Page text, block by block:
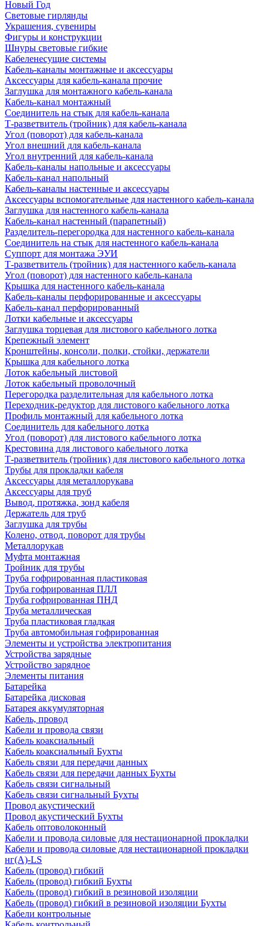
Новый Год
Световые гирлянды
Украшения, сувениры
Фигуры и конструкции
Шнуры световые гибкие
Кабеленесущие системы
Кабель-каналы монтажные и аксессуары
Аксессуары для кабель-канала прочие
Заглушка для монтажного кабель-канала
Кабель-канал монтажный
Соединитель на стык для кабель-канала
Т-разветвитель (тройник) для кабель-канала
Угол (поворот) для кабель-канала
Угол внешний для кабель-канала
Угол внутренний для кабель-канала
Кабель-каналы напольные и аксессуары
Кабель-канал напольный
Кабель-каналы настенные и аксессуары
Аксессуары вспомогательные для настенного кабель-канала
Заглушка для настенного кабель-канала
Кабель-канал настенный (парапетный)
Разделитель-перегородка для настенного кабель-канала
Соединитель на стык для настенного кабель-канала
Суппорт для монтажа ЭУИ
Т-разветвитель (тройник) для настенного кабель-канала
Угол (поворот) для настенного кабель-канала
Крышка для настенного кабель-канала
Кабель-каналы перфорированные и аксессуары
Кабель-канал перфорированный
Лотки кабельные и аксессуары
Заглушка торцевая для листового кабельного лотка
Крепежный элемент
Кронштейны, консоли, полки, стойки, держатели
Крышка для кабельного лотка
Лоток кабельный листовой
Лоток кабельный проволочный
Перегородка разделительная для кабельного лотка
Переходник-редуктор для листового кабельного лотка
Профиль монтажный для кабельного лотка
Соединитель для кабельного лотка
Угол (поворот) для листового кабельного лотка
Крестовина для листового кабельного лотка
Т-разветвитель (тройник) для листового кабельного лотка
Трубы для прокладки кабеля
Аксессуары для металлорукава
Аксессуары для труб
Вывод, протяжка, зонд кабеля
Держатель для труб
Заглушка для трубы
Колено, отвод, поворот для трубы
Металлорукав
Муфта монтажная
Тройник для трубы
Труба гофрированная пластиковая
Труба гофрированная ПЛЛ
Труба гофрированная ПНД
Труба металлическая
Труба пластиковая гладкая
Труба автомобильная гофрированная
Элементы и устройства электропитания
Устройства зарядные
Устройство зарядное
Элементы питания
Батарейка
Батарейка дисковая
Батарея аккумуляторная
Кабель, провод
Кабели и провода связи
Кабель коаксиальный
Кабель коаксиальный Бухты
Кабель связи для передачи данных
Кабель связи для передачи данных Бухты
Кабель связи сигнальный
Кабель связи сигнальный Бухты
Провод акустический
Провод акустический Бухты
Кабель оптоволоконный
Кабели и провода силовые для нестационарной прокладки
Кабели и провода силовые для нестационарной прокладки
нг(А)-LS
Кабель (провод) гибкий
Кабель (провод) гибкий Бухты
Кабель (провод) гибкий в резиновой изоляции
Кабель (провод) гибкий в резиновой изоляции Бухты
Кабели контрольные